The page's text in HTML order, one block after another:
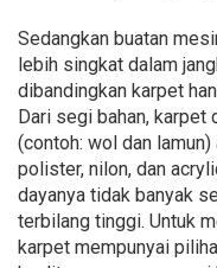
Sedangkan buatan
lebih singkat dalam
dibandingkan karpet
Dari segi bahan, karpet
(contoh: wol dan lamun)
polister, nilon, dan
dayanya tidak banyak
terbilang tinggi. Untuk
karpet mempunyai